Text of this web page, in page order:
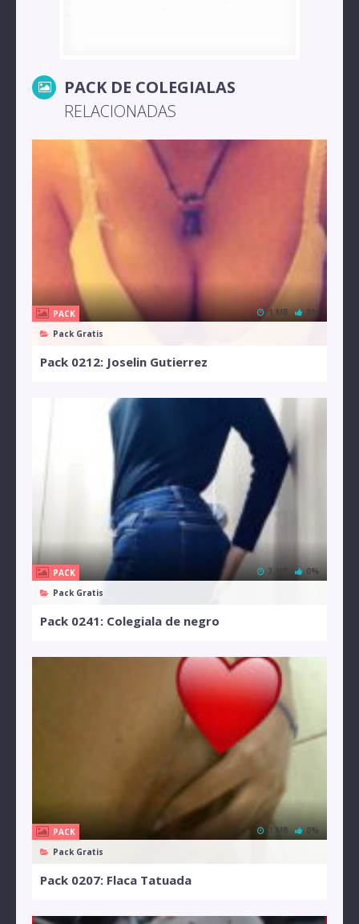
PACK DE COLEGIALAS
RELACIONADAS
PACK
Pack Gratis
1 MB 0%
Pack 0212: Joselin Gutierrez
PACK
Pack Gratis
3 MB 0%
Pack 0241: Colegiala de negro
PACK
Pack Gratis
1 MB 0%
Pack 0207: Flaca Tatuada